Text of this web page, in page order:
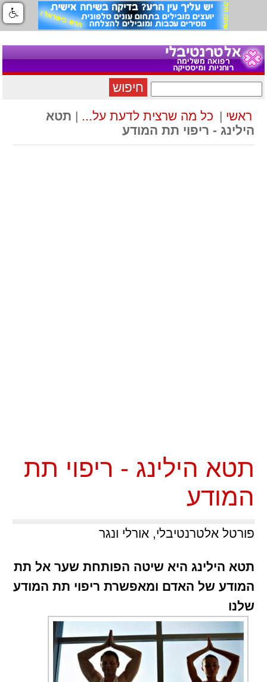
חיפוש
ראשי | כל מה שרצית לדעת על... | תטא
הילינג - ריפוי תת המודע
תטא הילינג - ריפוי תת
המודע
פורטל אלטרנטיבלי, אורלי ונגר
תטא הילינג היא שיטה הפותחת שער אל תת
המודע של האדם ומאפשרת ריפוי תת המודע
שלנו